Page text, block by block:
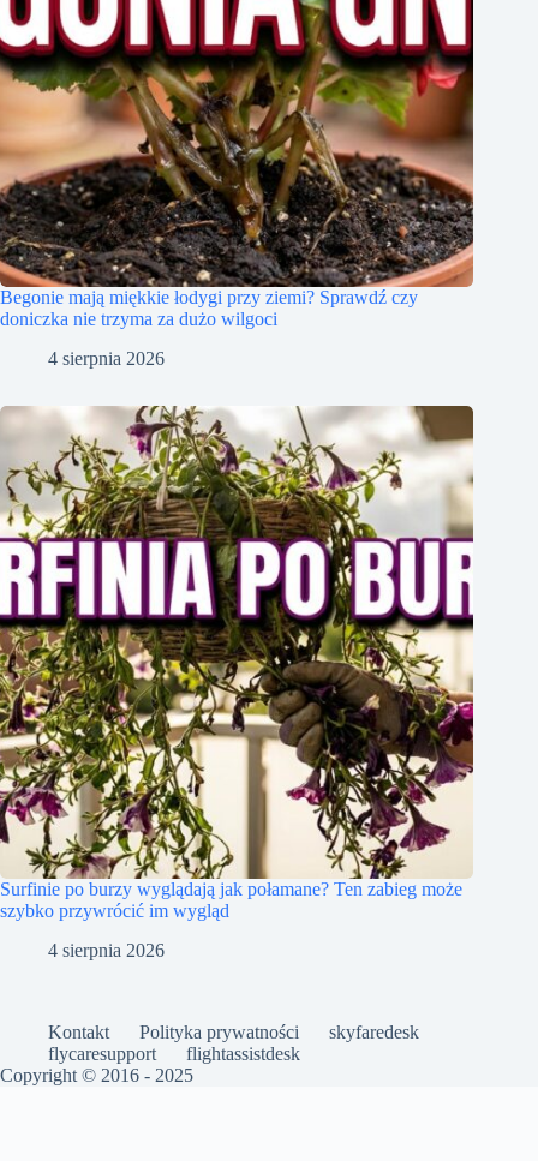
Begonie mają miękkie łodygi przy ziemi? Sprawdź czy
doniczka nie trzyma za dużo wilgoci
4 sierpnia 2026
Surfinie po burzy wyglądają jak połamane? Ten zabieg może
szybko przywrócić im wygląd
4 sierpnia 2026
Kontakt Polityka prywatności
skyfaredesk
flycaresupport
flightassistdesk
Copyright © 2016 - 2025